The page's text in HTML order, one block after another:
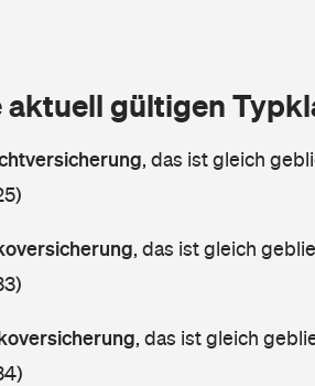
aktuell gültigen
, das ist gleich
, das ist gleich
, das ist gleich